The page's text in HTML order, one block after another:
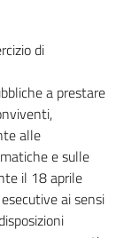
di
a prestare
alle
e sulle
il 18 aprile
ai sensi